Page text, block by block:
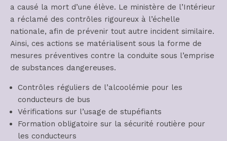
a causé la mort d’une élève. Le ministère de l’Intérieur
a réclamé des contrôles rigoureux à l’échelle
nationale, afin de prévenir tout autre incident similaire.
Ainsi, ces actions se matérialisent sous la forme de
mesures préventives contre la conduite sous l’emprise
de substances dangereuses.
Contrôles réguliers de l’alcoolémie pour les
conducteurs de bus
Vérifications sur l’usage de stupéfiants
Formation obligatoire sur la sécurité routière pour
les conducteurs